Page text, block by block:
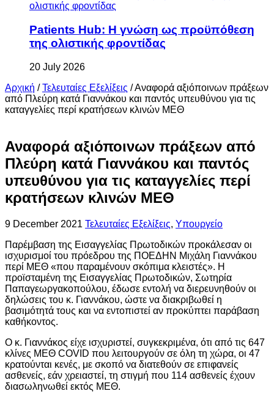
Patients Hub: Η γνώση ως προϋπόθεση
της ολιστικής φροντίδας
20 July 2026
Αρχική / Τελευταίες Εξελίξεις /Αναφορά αξιόποινων πράξεων
από Πλεύρη κατά Γιαννάκου και παντός υπευθύνου για τις
καταγγελίες περί κρατήσεων κλινών ΜΕΘ
Αναφορά αξιόποινων πράξεων από
Πλεύρη κατά Γιαννάκου και παντός
υπευθύνου για τις καταγγελίες περί
κρατήσεων κλινών ΜΕΘ
9 December 2021 Τελευταίες Εξελίξεις, Υπουργείο
Παρέμβαση της Εισαγγελίας Πρωτοδικών προκάλεσαν οι
ισχυρισμοί του πρόεδρου της ΠΟΕΔΗΝ Μιχάλη Γιαννάκου
περί ΜΕΘ «που παραμένουν σκόπιμα κλειστές». Η
προϊσταμένη της Εισαγγελίας Πρωτοδικών, Σωτηρία
Παπαγεωργακοπούλου, έδωσε εντολή να διερευνηθούν οι
δηλώσεις του κ. Γιαννάκου, ώστε να διακριβωθεί η
βασιμότητά τους και να εντοπιστεί αν προκύπτει παράβαση
καθήκοντος.
Ο κ. Γιαννάκος είχε ισχυριστεί, συγκεκριμένα, ότι από τις 647
κλίνες ΜΕΘ COVID που λειτουργούν σε όλη τη χώρα, οι 47
κρατούνται κενές, με σκοπό να διατεθούν σε επιφανείς
ασθενείς, εάν χρειαστεί, τη στιγμή που 114 ασθενείς έχουν
διασωληνωθεί εκτός ΜΕΘ.